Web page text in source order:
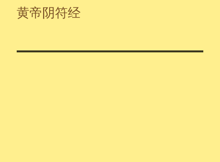
黄帝阴符经